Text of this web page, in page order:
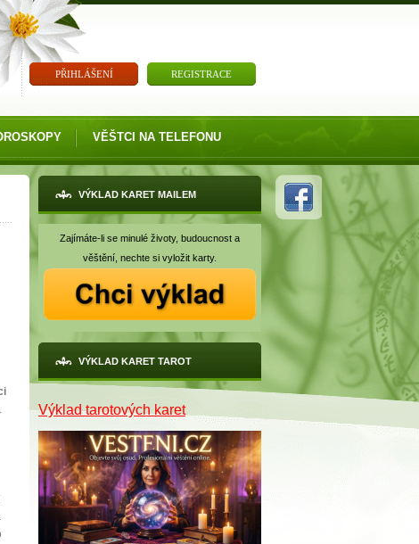
PŘIHLÁŠENÍ REGISTRACE
VĚŠTCI NA TELEFONU
VÝKLAD KARET MAILEM
Zajímáte-li se minulé životy, budoucnost a
věštění, nechte si vyložit karty.
VÝKLAD KARET TAROT
Výklad tarotových karet